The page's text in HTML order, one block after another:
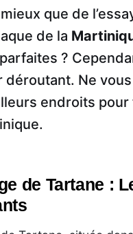
que de
de la
?
déroutant. Ne
endroits
de Tartane :